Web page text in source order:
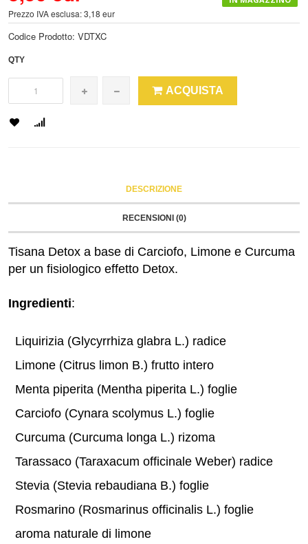
Prezzo IVA esclusa: 3,18 eur
Codice Prodotto: VDTXC
QTY
ACQUISTA
DESCRIZIONE
RECENSIONI (0)
Tisana Detox a base di Carciofo, Limone e Curcuma
per un fisiologico effetto Detox.
Ingredienti:
Liquirizia (Glycyrrhiza glabra L.) radice
Limone (Citrus limon B.) frutto intero
Menta piperita (Mentha piperita L.) foglie
Carciofo (Cynara scolymus L.) foglie
Curcuma (Curcuma longa L.) rizoma
Tarassaco (Taraxacum officinale Weber) radice
Stevia (Stevia rebaudiana B.) foglie
Rosmarino (Rosmarinus officinalis L.) foglie
aroma naturale di limone